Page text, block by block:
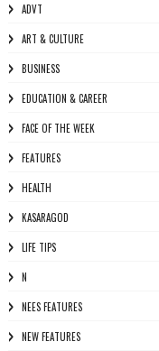
ADVT
ART & CULTURE
BUSINESS
EDUCATION & CAREER
FACE OF THE WEEK
FEATURES
HEALTH
KASARAGOD
LIFE TIPS
N
NEES FEATURES
NEW FEATURES